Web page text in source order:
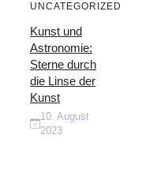
UNCATEGORIZED
Kunst und
Astronomie:
Sterne durch
die Linse der
Kunst
10. August
2023